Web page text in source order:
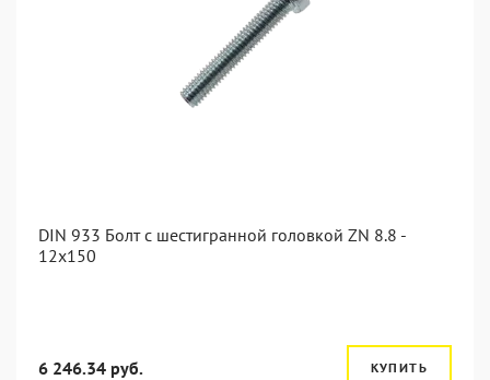
DIN 933 Болт с шестигранной головкой ZN 8.8 -
12x150
6 246.34 руб. КУПИТЬ